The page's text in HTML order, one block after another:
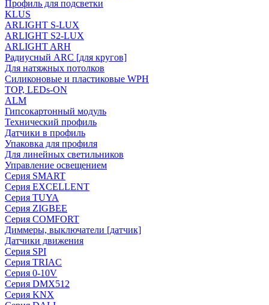
Профиль для подсветки
KLUS
ARLIGHT S-LUX
ARLIGHT S2-LUX
ARLIGHT ARH
Радиусный ARC [для кругов]
Для натяжных потолков
Силиконовые и пластиковые WPH
TOP, LEDs-ON
ALM
Гипсокартонный модуль
Технический профиль
Датчики в профиль
Упаковка для профиля
Для линейных светильников
Управление освещением
Серия SMART
Серия EXCELLENT
Серия TUYA
Серия ZIGBEE
Серия COMFORT
Диммеры, выключатели [датчик]
Датчики движения
Серия SPI
Серия TRIAC
Серия 0-10V
Серия DMX512
Серия KNX